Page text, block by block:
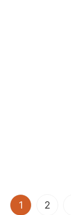
1 (current)
2